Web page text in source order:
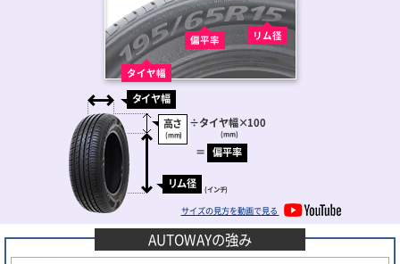
タイヤ幅
偏平率 リム径
タイヤ幅
高さ
(mm)
÷タイヤ幅
(mm)
×100
＝ 偏平率
リム径 (インチ)
サイズの見方を動画で見る
AUTOWAYの強み